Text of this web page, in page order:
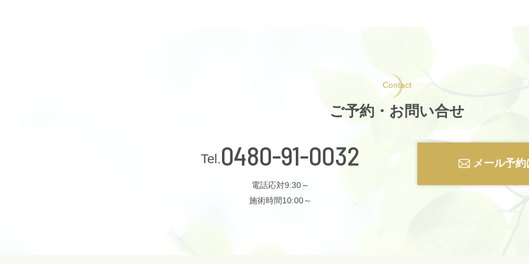
Contact
ご予約・お問い合せ
0480-91-0032
電話応対9:30～
施術時間10:00～
メール予